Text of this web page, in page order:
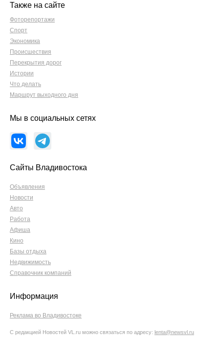
Также на сайте
Фоторепортажи
Спорт
Экономика
Происшествия
Перекрытия дорог
Истории
Что делать
Маршрут выходного дня
Мы в социальных сетях
Сайты Владивостока
Объявления
Новости
Авто
Работа
Афиша
Кино
Базы отдыха
Недвижимость
Справочник компаний
Информация
Реклама во Владивостоке
С редакцией Новостей VL.ru можно связаться по адресу: lenta@newsvl.ru